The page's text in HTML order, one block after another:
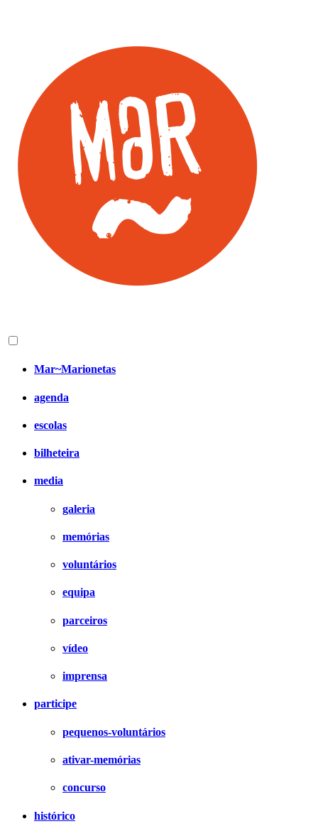
Mar~Marionetas
agenda
escolas
bilheteira
media
galeria
memórias
voluntários
equipa
parceiros
vídeo
imprensa
participe
pequenos-voluntários
ativar-memórias
concurso
histórico